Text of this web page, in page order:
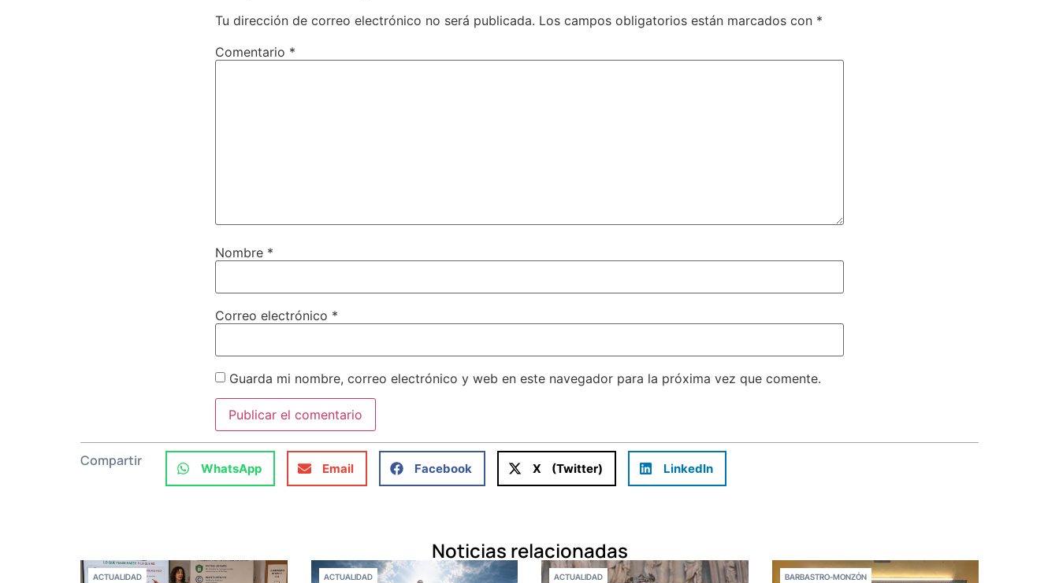
Tu dirección de correo electrónico no será publicada. Los campos obligatorios están marcados con *
Comentario *
Nombre *
Correo electrónico *
Guarda mi nombre, correo electrónico y web en este navegador para la próxima vez que comente.
Compartir WhatsApp Email Facebook X (Twitter) LinkedIn
Noticias relacionadas
ACTUALIDAD ACTUALIDAD ACTUALIDAD BARBASTRO-MONZÓN